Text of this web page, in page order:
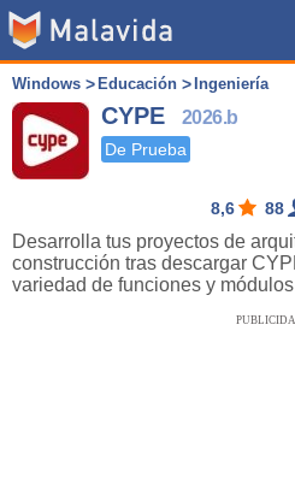
Windows Educación Ingeniería
CYPE 2026.b
De Prueba
8,6 88
Desarrolla tus proyectos de
construcción tras descargar
variedad de funciones y